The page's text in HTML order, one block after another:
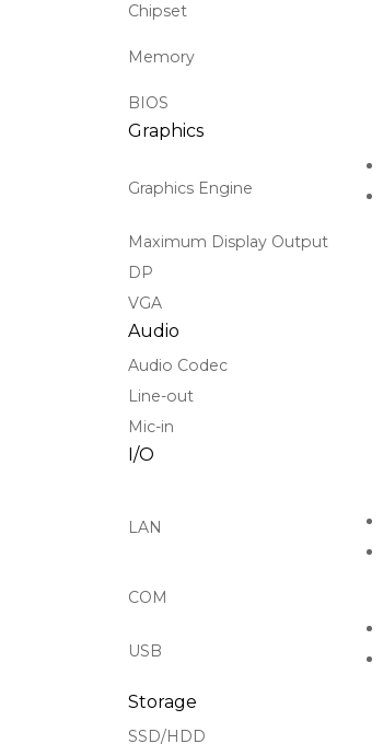
Chipset
Memory
BIOS
Graphics
Graphics Engine
Maximum Display Output
DP
VGA
Audio
Audio Codec
Line-out
Mic-in
I/O
LAN
COM
USB
Storage
SSD/HDD